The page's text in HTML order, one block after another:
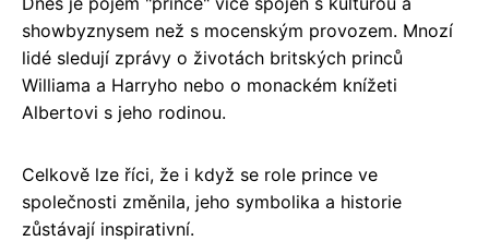
showbyznysem než s mocenským provozem. Mnozí
lidé sledují zprávy o životách britských princů
Williama a Harryho nebo o monackém knížeti
Albertovi s jeho rodinou.
Celkově lze říci, že i když se role prince ve
společnosti změnila, jeho symbolika a historie
zůstávají inspirativní.